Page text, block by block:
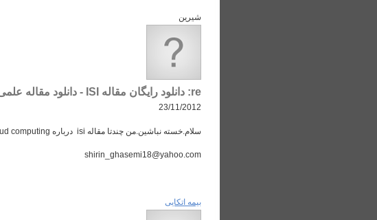
شیرین
re: دانلود رایگان مقاله ISI - دانلود مقاله علمی از IEEE Sciencedirect Springer JSTOR ACS و ...
23/11/2012
سلام.خسته نباشین.من چندتا مقاله isi درباره cloud computing میخوام.ممنون میشم کمکم کنین
shirin_ghasemi18@yahoo.com
بیمه اتکایی